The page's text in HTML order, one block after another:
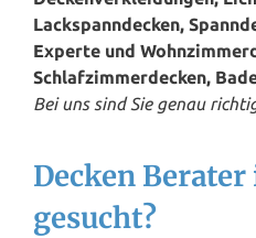
Lackspanndecken,
Experte und
Schlafzimmerdecken,
Bei uns sind Sie genau
Decken
gesucht?